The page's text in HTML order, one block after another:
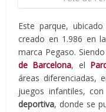
Este parque,
creado en 1.986 en
marca Pegaso.
de Barcelona, el
áreas diferenciadas,
juegos infantiles,
deportiva, donde se